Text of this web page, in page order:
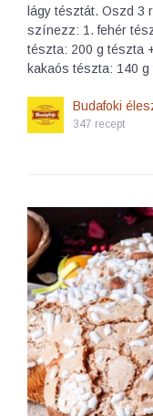
lágy tésztát. Oszd 3
színezz: 1. fehér
tészta: 200 g tészta
kakaós tészta: 140
Budafoki
347 recept